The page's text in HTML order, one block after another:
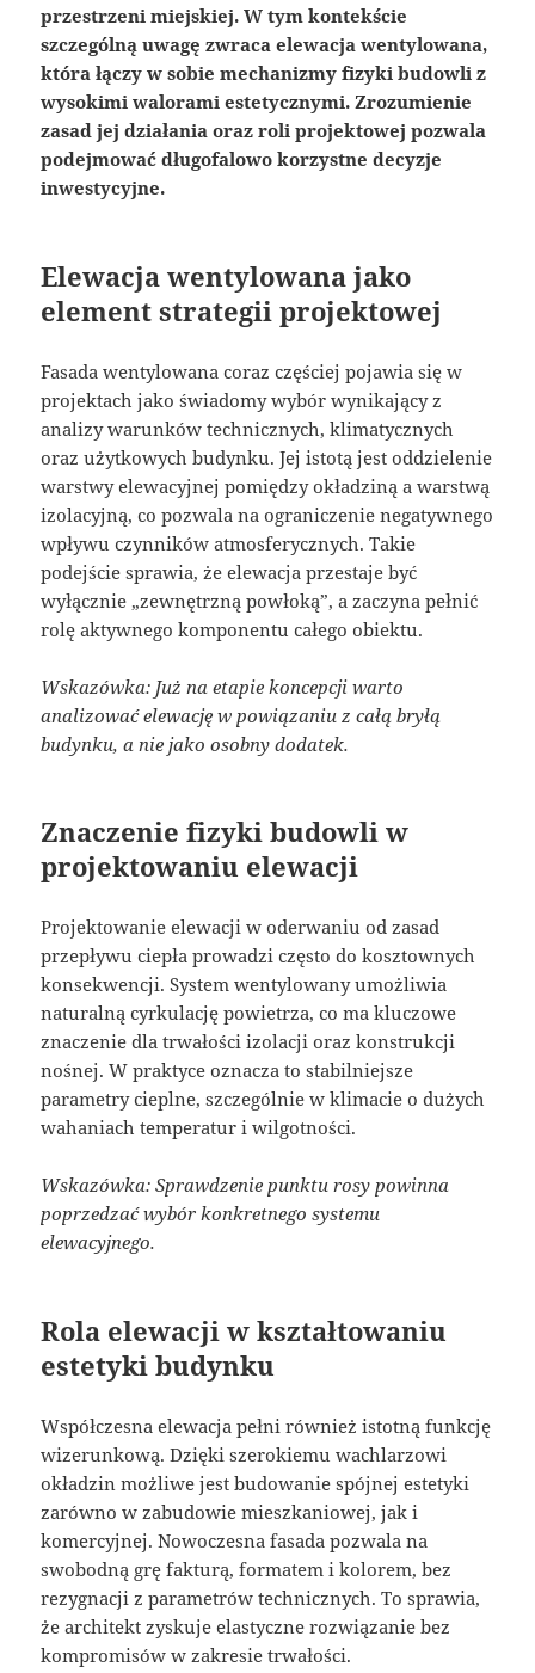
przestrzeni miejskiej. W tym kontekście
szczególną uwagę zwraca elewacja wentylowana,
która łączy w sobie mechanizmy fizyki budowli z
wysokimi walorami estetycznymi. Zrozumienie
zasad jej działania oraz roli projektowej pozwala
podejmować długofalowo korzystne decyzje
inwestycyjne.
Elewacja wentylowana jako
element strategii projektowej
Fasada wentylowana coraz częściej pojawia się w
projektach jako świadomy wybór wynikający z
analizy warunków technicznych, klimatycznych
oraz użytkowych budynku. Jej istotą jest oddzielenie
warstwy elewacyjnej pomiędzy okładziną a warstwą
izolacyjną, co pozwala na ograniczenie negatywnego
wpływu czynników atmosferycznych. Takie
podejście sprawia, że elewacja przestaje być
wyłącznie „zewnętrzną powłoką”, a zaczyna pełnić
rolę aktywnego komponentu całego obiektu.
Wskazówka: Już na etapie koncepcji warto
analizować elewację w powiązaniu z całą bryłą
budynku, a nie jako osobny dodatek.
Znaczenie fizyki budowli w
projektowaniu elewacji
Projektowanie elewacji w oderwaniu od zasad
przepływu ciepła prowadzi często do kosztownych
konsekwencji. System wentylowany umożliwia
naturalną cyrkulację powietrza, co ma kluczowe
znaczenie dla trwałości izolacji oraz konstrukcji
nośnej. W praktyce oznacza to stabilniejsze
parametry cieplne, szczególnie w klimacie o dużych
wahaniach temperatur i wilgotności.
Wskazówka: Sprawdzenie punktu rosy powinna
poprzedzać wybór konkretnego systemu
elewacyjnego.
Rola elewacji w kształtowaniu
estetyki budynku
Współczesna elewacja pełni również istotną funkcję
wizerunkową. Dzięki szerokiemu wachlarzowi
okładzin możliwe jest budowanie spójnej estetyki
zarówno w zabudowie mieszkaniowej, jak i
komercyjnej. Nowoczesna fasada pozwala na
swobodną grę fakturą, formatem i kolorem, bez
rezygnacji z parametrów technicznych. To sprawia,
że architekt zyskuje elastyczne rozwiązanie bez
kompromisów w zakresie trwałości.